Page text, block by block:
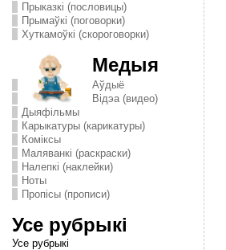
Прыказкі (пословицы)
Прымаўкі (поговорки)
Хуткамоўкі (скороговорки)
Медыя
Аўдыё
Відэа (видео)
Дыяфільмы
Карыкатуры (карикатуры)
Комiксы
Маляванкі (раскраски)
Налепкі (наклейки)
Ноты
Пропісы (прописи)
Усе рубрыкі
Усе рубрыкі